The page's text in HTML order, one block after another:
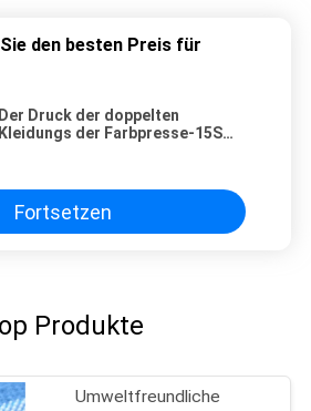
den besten Preis für
Der Druck der doppelten
Kleidungs der Farbpresse-15S
Fortsetzen
Produkte
Umweltfreundliche